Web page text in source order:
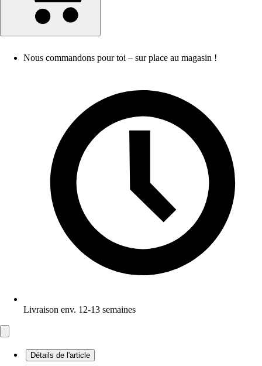
Nous commandons pour toi – sur place au magasin !
Livraison env. 12-13 semaines
Détails de l'article